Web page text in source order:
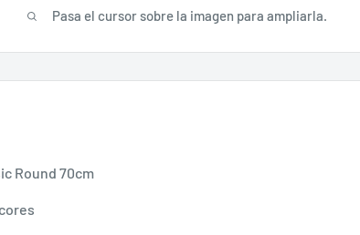
Pasa el cursor sobre la imagen para ampliarla.
Round 70cm